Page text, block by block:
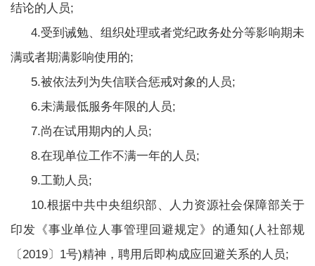
结论的人员;
4.受到诫勉、组织处理或者党纪政务处分等影响期未
满或者期满影响使用的;
5.被依法列为失信联合惩戒对象的人员;
6.未满最低服务年限的人员;
7.尚在试用期内的人员;
8.在现单位工作不满一年的人员;
9.工勤人员;
10.根据中共中央组织部、人力资源社会保障部关于
印发《事业单位人事管理回避规定》的通知(人社部规
〔2019〕1号)精神，聘用后即构成应回避关系的人员;